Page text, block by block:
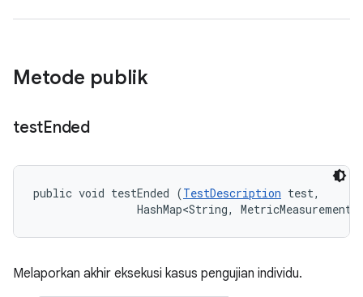
Metode publik
testEnded
public void testEnded (TestDescription test,
HashMap<String,
Melaporkan akhir eksekusi kasus pengujian individu.